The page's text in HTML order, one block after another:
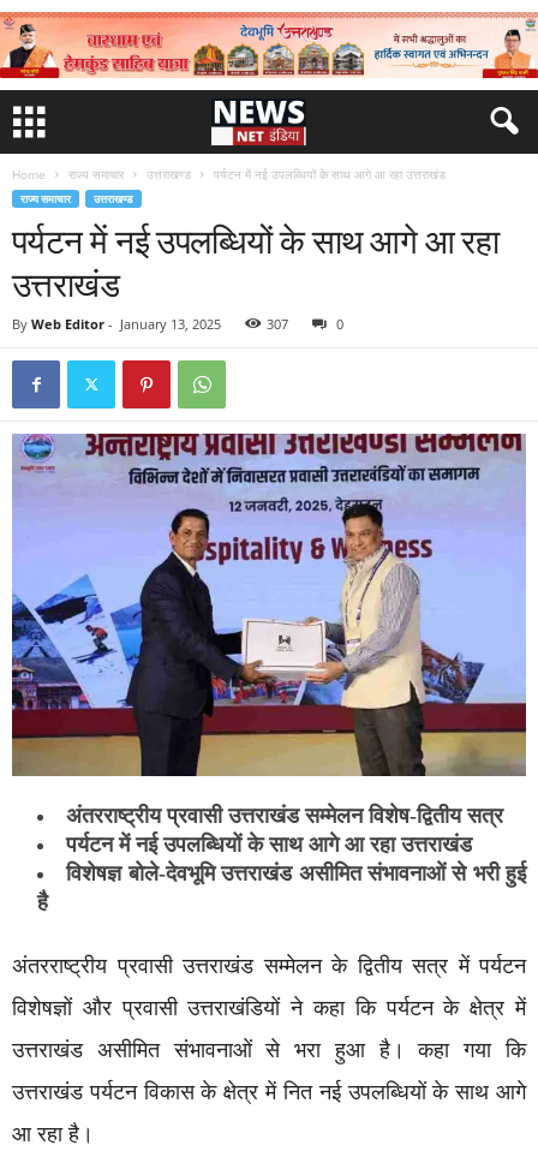
Home राज्य समाचार उत्तराखण्ड पर्यटन में नई उपलब्धियों के साथ आगे आ रहा उत्तराखंड
राज्य समाचार उत्तराखण्ड
पर्यटन में नई उपलब्धियों के साथ आगे आ रहा
उत्तराखंड
By Web Editor - January 13, 2025 307 0
अंतरराष्ट्रीय प्रवासी उत्तराखंड सम्मेलन विशेष-द्वितीय सत्र
पर्यटन में नई उपलब्धियों के साथ आगे आ रहा उत्तराखंड
विशेषज्ञ बोले-देवभूमि उत्तराखंड असीमित संभावनाओं से भरी हुई
है
अंतरराष्ट्रीय प्रवासी उत्तराखंड सम्मेलन के द्वितीय सत्र में पर्यटन
विशेषज्ञों और प्रवासी उत्तराखंडियों ने कहा कि पर्यटन के क्षेत्र में
उत्तराखंड असीमित संभावनाओं से भरा हुआ है। कहा गया कि
उत्तराखंड पर्यटन विकास के क्षेत्र में नित नई उपलब्धियों के साथ आगे
आ रहा है।